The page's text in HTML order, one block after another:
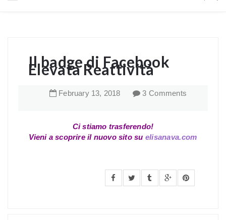
Il badge di Facebook
Elevata Reattività
February 13, 2018 3 Comments
Ci stiamo trasferendo!
Vieni a scoprire il nuovo sito su elisanava.com